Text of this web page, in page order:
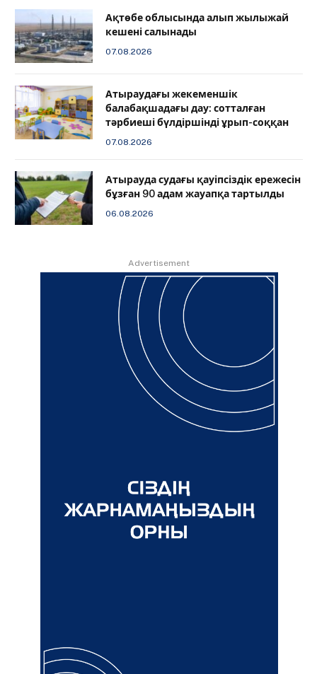
Ақтөбе облысында алып жылыжай
кешені салынады
07.08.2026
Атыраудағы жекеменшік
балабақшадағы дау: сотталған
тәрбиеші бүлдіршінді ұрып-соққан
07.08.2026
Атырауда судағы қауіпсіздік ережесін
бұзған 90 адам жауапқа тартылды
06.08.2026
Advertisement